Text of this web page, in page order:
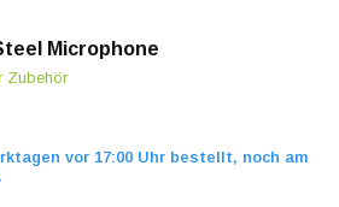
Microphone
Zubehör
vor 17:00 Uhr bestellt, noch am